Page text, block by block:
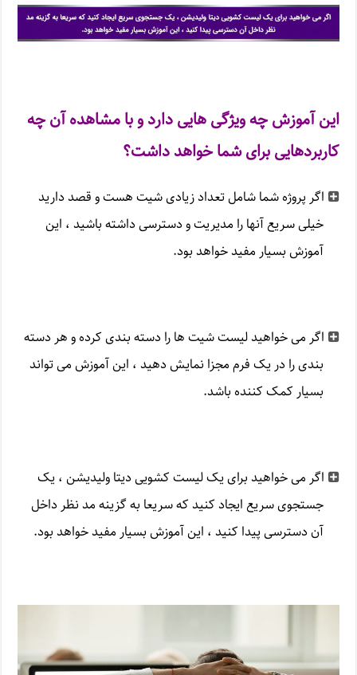
این آموزش چه ویژگی هایی دارد و با مشاهده آن چه
کاربردهایی برای شما خواهد داشت؟
اگر پروژه شما شامل تعداد زیادی شیت هست و قصد دارید
خیلی سریع آنها را مدیریت و دسترسی داشته باشید ، این
آموزش بسیار مفید خواهد بود.
اگر می خواهید لیست شیت ها را دسته بندی کرده و هر دسته
بندی را در یک فرم مجزا نمایش دهید ، این آموزش می تواند
بسیار کمک کننده باشد.
اگر می خواهید برای یک لیست کشویی دیتا ولیدیشن ، یک
جستجوی سریع ایجاد کنید که سریعا به گزینه مد نظر داخل
آن دسترسی پیدا کنید ، این آموزش بسیار مفید خواهد بود.